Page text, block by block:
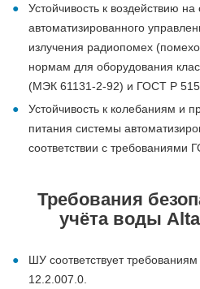
Устойчивость к воздействию на
автоматизированного
излучения радиопомех
нормам для оборудования
(МЭК 61131-2-92) и ГОСТ Р
Устойчивость к колебаниям и
питания системы
соответствии с требованиями
Требования
учёта воды
ШУ соответствует
12.2.007.0.